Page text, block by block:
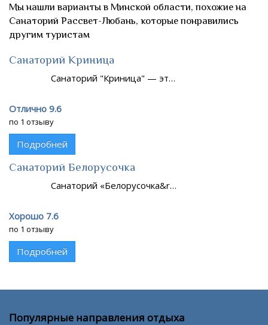
Мы нашли варианты в Минской области, похожие на
Санаторий Рассвет-Любань, которые понравились
другим туристам
Санаторий Криница
Санаторий "Криница" — эт…
Отлично 9.6
по 1 отзыву
Подробней
Санаторий Белорусочка
Санаторий «Белорусочка&r…
Хорошо 7.6
по 1 отзыву
Подробней
Популярные направления отдыха